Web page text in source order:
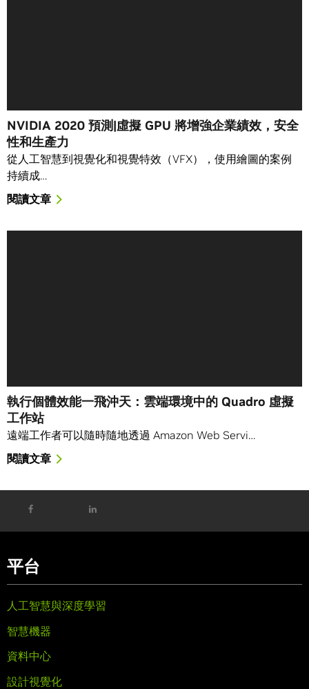
NVIDIA 2020 預測|虛擬 GPU 將增強企業績效，安全
性和生產力
從人工智慧到視覺化和視覺特效（VFX），使用繪圖的案例
持續成…
閱讀文章
執行個體效能一飛沖天：雲端環境中的 Quadro 虛擬
工作站
遠端工作者可以隨時隨地透過 Amazon Web Servi…
閱讀文章
平台
人工智慧與深度學習
智慧機器
資料中心
設計視覺化